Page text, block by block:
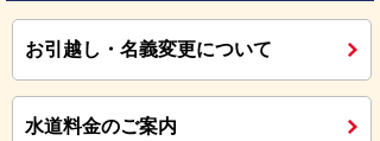
お引越し・名義変更について
水道料金のご案内